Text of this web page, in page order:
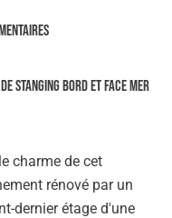
STANGING BORD ET FACE MER
charme de cet
rénové par un
dernier étage d'une